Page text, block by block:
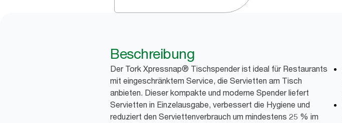
Beschreibung
Der Tork Xpressnap® Tischspender ist ideal für Restaurants
mit eingeschränktem Service, die Servietten am Tisch
anbieten. Dieser kompakte und moderne Spender liefert
Servietten in Einzelausgabe, verbessert die Hygiene und
reduziert den Serviettenverbrauch um mindestens 25 % im